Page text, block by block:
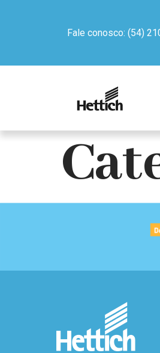
Fale conosco: (54)